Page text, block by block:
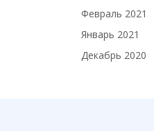
Февраль 2021
Январь 2021
Декабрь 2020